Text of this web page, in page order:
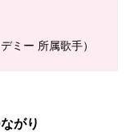
ミー 所属歌手）
がり